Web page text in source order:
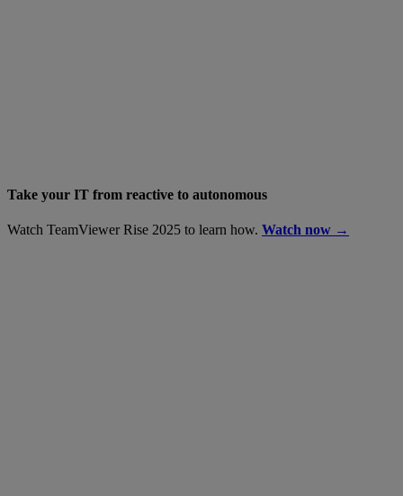
Take your IT from reactive to autonomous
Watch TeamViewer Rise 2025 to learn how. Watch now →